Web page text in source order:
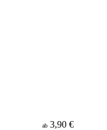
ab 3,90 €